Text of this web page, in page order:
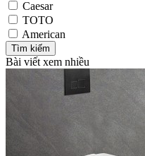
Caesar
TOTO
American
Bài viết xem nhiều